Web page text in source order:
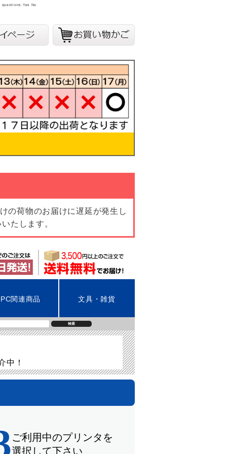
の荷物のお届けに遅延が発生し
たします。
PC関連商品 文具・雑貨
検索
中！
questions.Yes No